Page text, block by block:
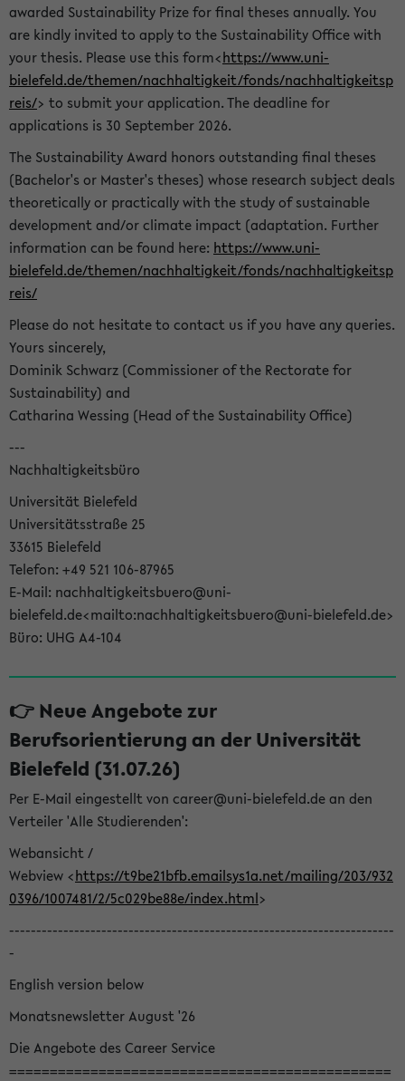
awarded Sustainability Prize for final theses annually. You
are kindly invited to apply to the Sustainability Office with
your thesis. Please use this form<https://www.uni-
bielefeld.de/themen/nachhaltigkeit/fonds/nachhaltigkeitsp
reis/> to submit your application. The deadline for
applications is 30 September 2026.
The Sustainability Award honors outstanding final theses
(Bachelor's or Master's theses) whose research subject deals
theoretically or practically with the study of sustainable
development and/or climate impact (adaptation. Further
information can be found here: https://www.uni-
bielefeld.de/themen/nachhaltigkeit/fonds/nachhaltigkeitsp
reis/
Please do not hesitate to contact us if you have any queries.
Yours sincerely,
Dominik Schwarz (Commissioner of the Rectorate for
Sustainability) and
Catharina Wessing (Head of the Sustainability Office)
---
Nachhaltigkeitsbüro
Universität Bielefeld
Universitätsstraße 25
33615 Bielefeld
Telefon: +49 521 106-87965
E-Mail: nachhaltigkeitsbuero@uni-
bielefeld.de<mailto:nachhaltigkeitsbuero@uni-bielefeld.de>
Büro: UHG A4-104
👉 Neue Angebote zur
Berufsorientierung an der Universität
Bielefeld (31.07.26)
Per E-Mail eingestellt von career@uni-bielefeld.de an den
Verteiler 'Alle Studierenden':
Webansicht /
Webview <https://t9be21bfb.emailsys1a.net/mailing/203/932
0396/1007481/2/5c029be88e/index.html>
-----------------------------------------------------------------------
-
English version below
Monatsnewsletter August '26
Die Angebote des Career Service
===============================================